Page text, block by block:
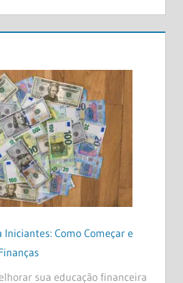
Como Começar e
sua educação financeira